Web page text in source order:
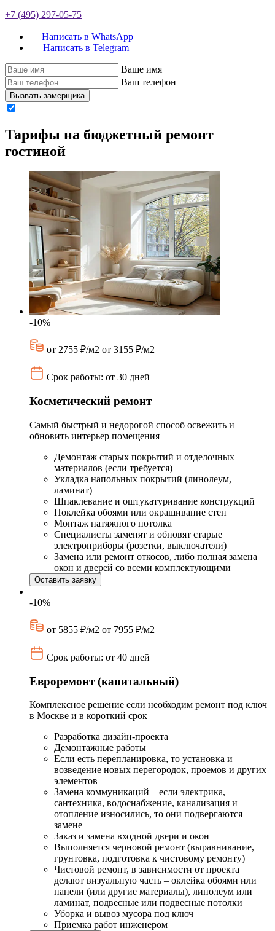
+7 (495) 297-05-75
Написать в WhatsApp
Написать в Telegram
Ваше имя
Ваш телефон
Вызвать замерщика
Тарифы на бюджетный ремонт
гостиной
-10%
от 2755 ₽/м2 от 3155 ₽/м2
Срок работы: от 30 дней
Косметический ремонт
Самый быстрый и недорогой способ освежить и
обновить интерьер помещения
Демонтаж старых покрытий и отделочных
материалов (если требуется)
Укладка напольных покрытий (линолеум,
ламинат)
Шпаклевание и оштукатуривание конструкций
Поклейка обоями или окрашивание стен
Монтаж натяжного потолка
Специалисты заменят и обновят старые
электроприборы (розетки, выключатели)
Замена или ремонт откосов, либо полная замена
окон и дверей со всеми комплектующими
Оставить заявку
-10%
от 5855 ₽/м2 от 7955 ₽/м2
Срок работы: от 40 дней
Евроремонт (капитальный)
Комплексное решение если необходим ремонт под ключ
в Москве и в короткий срок
Разработка дизайн-проекта
Демонтажные работы
Если есть перепланировка, то установка и
возведение новых перегородок, проемов и других
элементов
Замена коммуникаций – если электрика,
сантехника, водоснабжение, канализация и
отопление износились, то они подвергаются
замене
Заказ и замена входной двери и окон
Выполняется черновой ремонт (выравнивание,
грунтовка, подготовка к чистовому ремонту)
Чистовой ремонт, в зависимости от проекта
делают визуальную часть – оклейка обоями или
панели (или другие материалы), линолеум или
ламинат, подвесные или подвесные потолки
Уборка и вывоз мусора под ключ
Приемка работ инженером